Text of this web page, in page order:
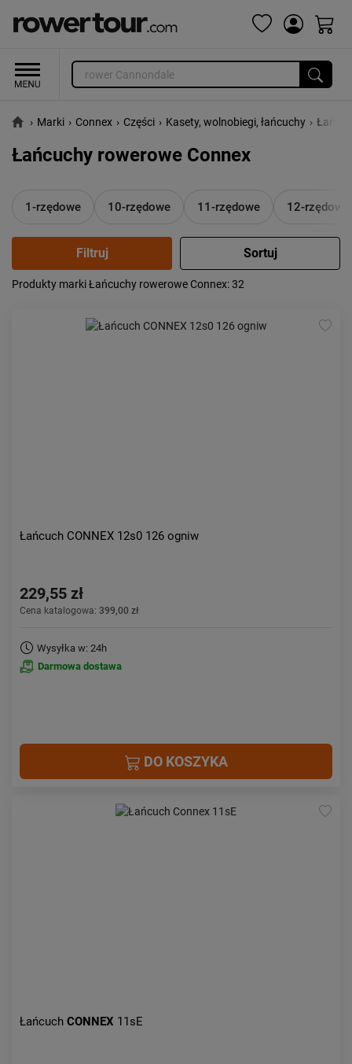
› Marki › Connex › Części › Kasety, wolnobiegi, łańcuchy ›
Łańcuchy rowerowe Connex
1-rzędowe 10-rzędowe 11-rzędowe 12-rzędowe
Popularność:
od najwyższej
Produkty marki Łańcuchy rowerowe Connex: 32
Łańcuch CONNEX 12s0 126 ogniw
229,55 zł
Cena katalogowa: 399,00 zł
Wysyłka w: 24h
Darmowa dostawa
DO KOSZYKA
Łańcuch CONNEX 11sE